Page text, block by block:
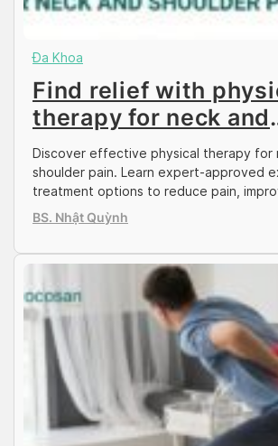
Đa Khoa
Find relief with
therapy for neck and
shoulder pain
Discover effective physical therapy for
shoulder pain. Learn expert-approved
treatment options to reduce pain,
and find lasting relief.
BS. Nhật Quỳnh